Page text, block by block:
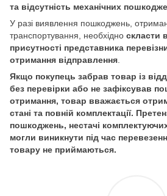
та відсутність механічних
У разі виявлення пошкоджень,
транспортування, необхідно скласти
присутності представника
отримання відправлення
Якщо покупець забрав товар із
без перевірки або не зафіксував
отримання, товар вважається
стані та повній комплектації.
пошкоджень, нестачі
могли виникнути під час
товару не приймаються.